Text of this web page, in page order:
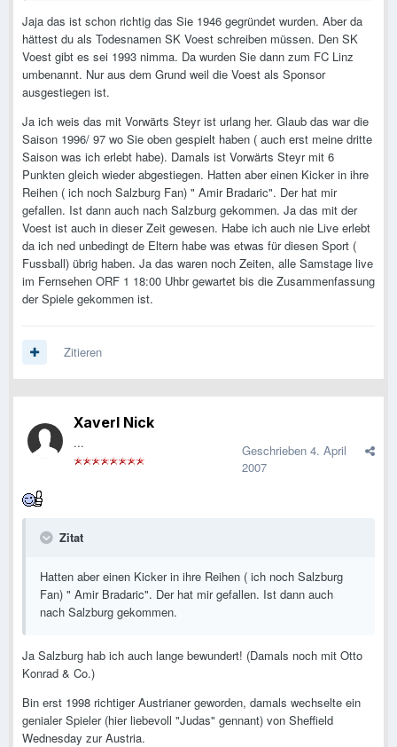
Jaja das ist schon richtig das Sie 1946 gegründet wurden. Aber da
hättest du als Todesnamen SK Voest schreiben müssen. Den SK
Voest gibt es sei 1993 nimma. Da wurden Sie dann zum FC Linz
umbenannt. Nur aus dem Grund weil die Voest als Sponsor
ausgestiegen ist.
Ja ich weis das mit Vorwärts Steyr ist urlang her. Glaub das war die
Saison 1996/ 97 wo Sie oben gespielt haben ( auch erst meine dritte
Saison was ich erlebt habe). Damals ist Vorwärts Steyr mit 6
Punkten gleich wieder abgestiegen. Hatten aber einen Kicker in ihre
Reihen ( ich noch Salzburg Fan) " Amir Bradaric". Der hat mir
gefallen. Ist dann auch nach Salzburg gekommen. Ja das mit der
Voest ist auch in dieser Zeit gewesen. Habe ich auch nie Live erlebt
da ich ned unbedingt de Eltern habe was etwas für diesen Sport (
Fussball) übrig haben. Ja das waren noch Zeiten, alle Samstage live
im Fernsehen ORF 1 18:00 Uhbr gewartet bis die Zusammenfassung
der Spiele gekommen ist.
Zitieren
Xaverl Nick
... Geschrieben 4. April
2007
Zitat
Hatten aber einen Kicker in ihre Reihen ( ich noch Salzburg
Fan) " Amir Bradaric". Der hat mir gefallen. Ist dann auch
nach Salzburg gekommen.
Ja Salzburg hab ich auch lange bewundert! (Damals noch mit Otto
Konrad & Co.)
Bin erst 1998 richtiger Austrianer geworden, damals wechselte ein
genialer Spieler (hier liebevoll "Judas" gennant) von Sheffield
Wednesday zur Austria.